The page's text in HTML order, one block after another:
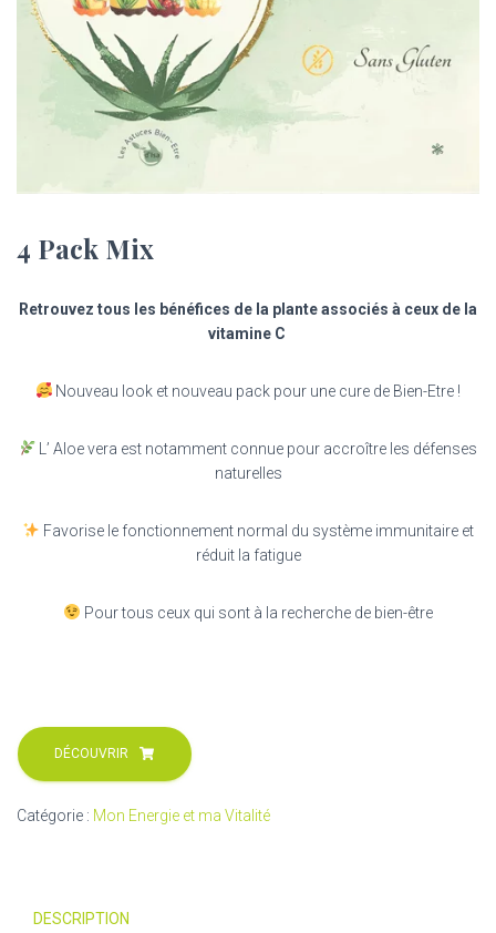
4 Pack Mix
Retrouvez tous les bénéfices de la plante associés à ceux de la
vitamine C
Nouveau look et nouveau pack pour une cure de Bien-Etre !
L’ Aloe vera est notamment connue pour accroître les défenses
naturelles
Favorise le fonctionnement normal du système immunitaire et
réduit la fatigue
Pour tous ceux qui sont à la recherche de bien-être
DÉCOUVRIR
Catégorie : Mon Energie et ma Vitalité
DESCRIPTION